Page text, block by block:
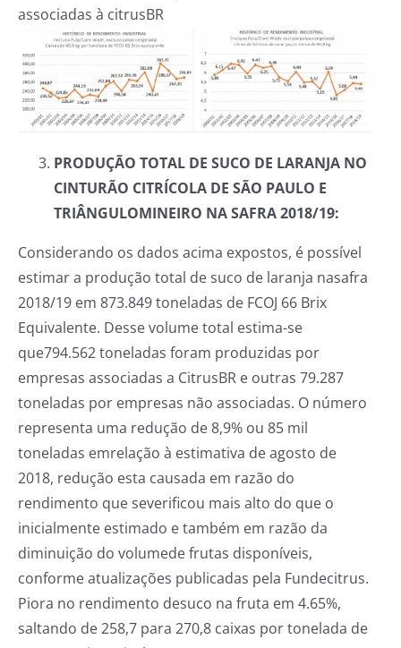
associadas à citrusBR
PRODUÇÃO TOTAL DE SUCO DE LARANJA NO
CINTURÃO CITRÍCOLA DE SÃO PAULO E
TRIÂNGULOMINEIRO NA SAFRA 2018/19:
Considerando os dados acima expostos, é possível
estimar a produção total de suco de laranja nasafra
2018/19 em 873.849 toneladas de FCOJ 66 Brix
Equivalente. Desse volume total estima-se
que794.562 toneladas foram produzidas por
empresas associadas a CitrusBR e outras 79.287
toneladas por empresas não associadas. O número
representa uma redução de 8,9% ou 85 mil
toneladas emrelação à estimativa de agosto de
2018, redução esta causada em razão do
rendimento que severificou mais alto do que o
inicialmente estimado e também em razão da
diminuição do volumede frutas disponíveis,
conforme atualizações publicadas pela Fundecitrus.
Piora no rendimento desuco na fruta em 4.65%,
saltando de 258,7 para 270,8 caixas por tonelada de